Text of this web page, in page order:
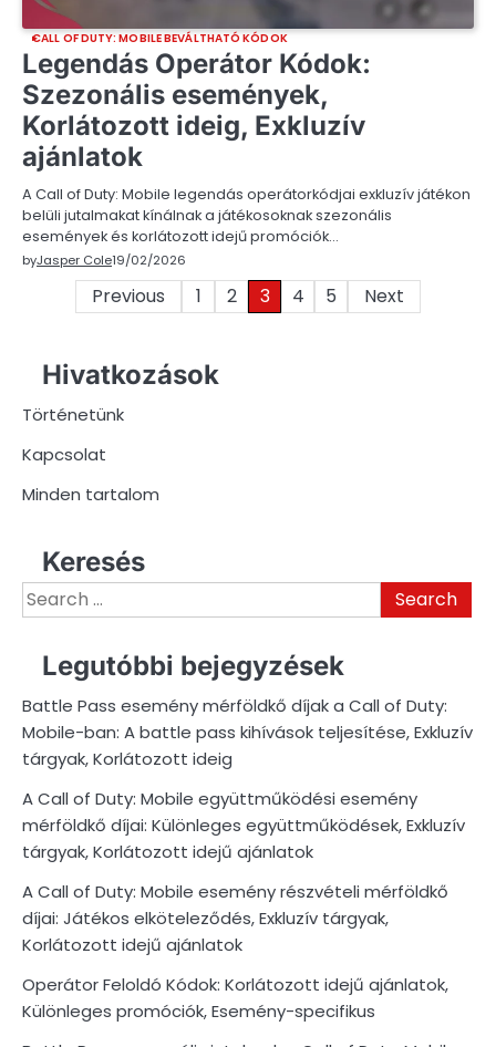
CALL OF DUTY: MOBILE BEVÁLTHATÓ KÓDOK
Legendás Operátor Kódok:
Szezonális események,
Korlátozott ideig, Exkluzív
ajánlatok
A Call of Duty: Mobile legendás operátorkódjai exkluzív játékon
belüli jutalmakat kínálnak a játékosoknak szezonális
események és korlátozott idejű promóciók…
byJasper Cole19/02/2026
PostsPrevious 1 2 3 4 5 Next
Hivatkozások
Történetünk
Kapcsolat
Minden tartalom
Keresés
Search
for:
Legutóbbi bejegyzések
Battle Pass esemény mérföldkő díjak a Call of Duty:
Mobile-ban: A battle pass kihívások teljesítése, Exkluzív
tárgyak, Korlátozott ideig
A Call of Duty: Mobile együttműködési esemény
mérföldkő díjai: Különleges együttműködések, Exkluzív
tárgyak, Korlátozott idejű ajánlatok
A Call of Duty: Mobile esemény részvételi mérföldkő
díjai: Játékos elköteleződés, Exkluzív tárgyak,
Korlátozott idejű ajánlatok
Operátor Feloldó Kódok: Korlátozott idejű ajánlatok,
Különleges promóciók, Esemény-specifikus